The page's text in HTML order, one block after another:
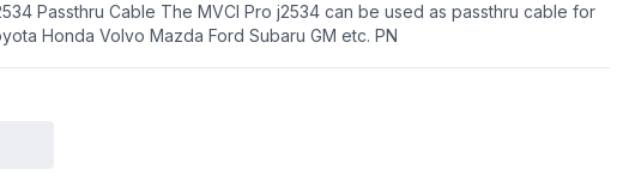
Passthru Cable The MVCI Pro j2534 can be used as passthru cable for
Honda Volvo Mazda Ford Subaru GM etc. PN